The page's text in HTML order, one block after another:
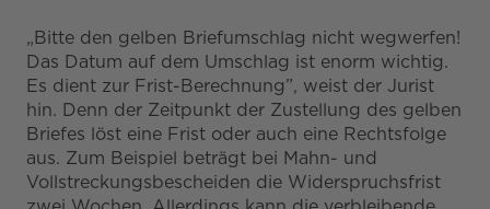
„Bitte den gelben Briefumschlag nicht wegwerfen!
Das Datum auf dem Umschlag ist enorm wichtig.
Es dient zur Frist-Berechnung”, weist der Jurist
hin. Denn der Zeitpunkt der Zustellung des gelben
Briefes löst eine Frist oder auch eine Rechtsfolge
aus. Zum Beispiel beträgt bei Mahn- und
Vollstreckungsbescheiden die Widerspruchsfrist